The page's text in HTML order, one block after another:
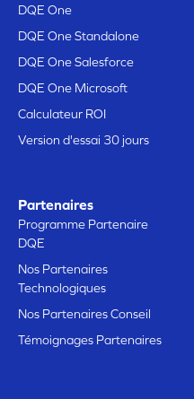
DQE One
DQE One Standalone
DQE One Salesforce
DQE One Microsoft
Calculateur ROI
Version d'essai 30 jours
Partenaires
Programme Partenaire
DQE
Nos Partenaires
Technologiques
Nos Partenaires Conseil
Témoignages Partenaires